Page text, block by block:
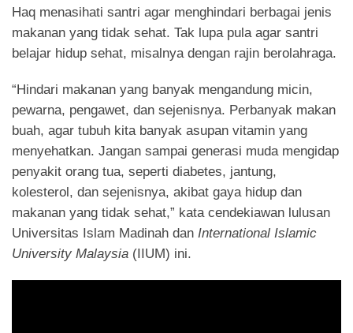
Haq menasihati santri agar menghindari berbagai jenis
makanan yang tidak sehat. Tak lupa pula agar santri
belajar hidup sehat, misalnya dengan rajin berolahraga.
“Hindari makanan yang banyak mengandung micin,
pewarna, pengawet, dan sejenisnya. Perbanyak makan
buah, agar tubuh kita banyak asupan vitamin yang
menyehatkan. Jangan sampai generasi muda mengidap
penyakit orang tua, seperti diabetes, jantung,
kolesterol, dan sejenisnya, akibat gaya hidup dan
makanan yang tidak sehat,” kata cendekiawan lulusan
Universitas Islam Madinah dan International Islamic
University Malaysia (IIUM) ini.